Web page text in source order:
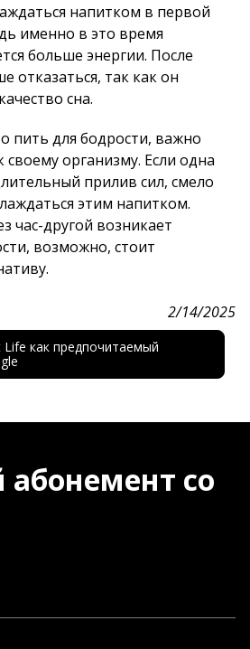
напитком в первой
именно в это время
больше энергии. После
отказаться, так как он
сна.
пить для бодрости, важно
своему организму. Если одна
прилив сил, смело
этим напитком.
час-другой возникает
возможно, стоит
2/14/2025
как предпочитаемый
абонемент со